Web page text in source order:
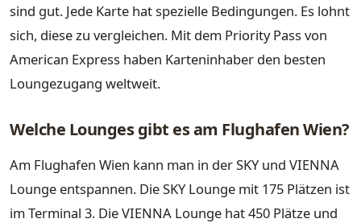
sind gut. Jede Karte hat spezielle Bedingungen. Es lohnt
sich, diese zu vergleichen. Mit dem Priority Pass von
American Express haben Karteninhaber den besten
Loungezugang weltweit.
Welche Lounges gibt es am Flughafen Wien?
Am Flughafen Wien kann man in der SKY und VIENNA
Lounge entspannen. Die SKY Lounge mit 175 Plätzen ist
im Terminal 3. Die VIENNA Lounge hat 450 Plätze und